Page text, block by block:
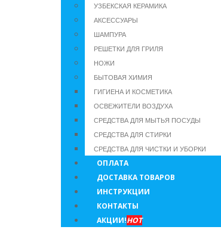
УЗБЕКСКАЯ КЕРАМИКА
АКСЕССУАРЫ
ШАМПУРА
РЕШЕТКИ ДЛЯ ГРИЛЯ
НОЖИ
БЫТОВАЯ ХИМИЯ
ГИГИЕНА И КОСМЕТИКА
ОСВЕЖИТЕЛИ ВОЗДУХА
СРЕДСТВА ДЛЯ МЫТЬЯ ПОСУДЫ
СРЕДСТВА ДЛЯ СТИРКИ
СРЕДСТВА ДЛЯ ЧИСТКИ И УБОРКИ
ОПЛАТА
ДОСТАВКА ТОВАРОВ
ИНСТРУКЦИИ
КОНТАКТЫ
АКЦИИ!HOT